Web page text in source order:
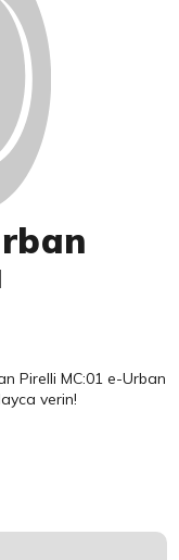
Pirelli MC:01 e-Urban
verin!